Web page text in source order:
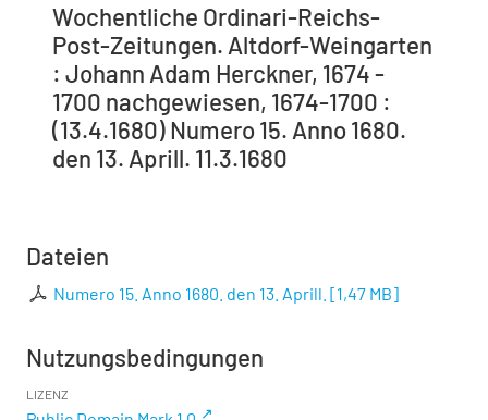
Wochentliche Ordinari-Reichs-
Post-Zeitungen. Altdorf-Weingarten
: Johann Adam Herckner, 1674 -
1700 nachgewiesen, 1674-1700 :
(13.4.1680) Numero 15. Anno 1680.
den 13. Aprill. 11.3.1680
Dateien
Numero 15. Anno 1680. den 13. Aprill. [1,47 MB]
Nutzungsbedingungen
LIZENZ